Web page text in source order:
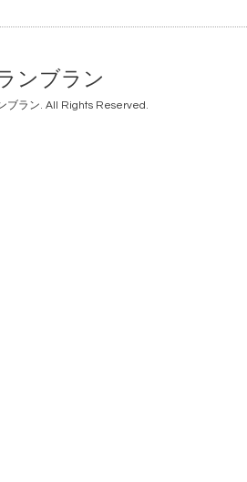
ンブラン
ブラン. All Rights Reserved.